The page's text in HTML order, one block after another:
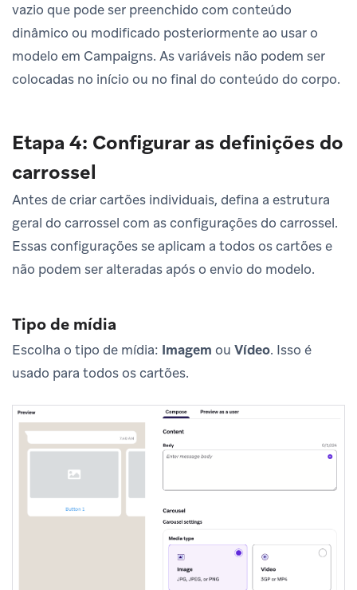
vazio que pode ser preenchido com conteúdo
dinâmico ou modificado posteriormente ao usar o
modelo em Campaigns. As variáveis não podem ser
colocadas no início ou no final do conteúdo do corpo.
Etapa 4: Configurar as definições do
carrossel
Antes de criar cartões individuais, defina a estrutura
geral do carrossel com as configurações do carrossel.
Essas configurações se aplicam a todos os cartões e
não podem ser alteradas após o envio do modelo.
Tipo de mídia
Escolha o tipo de mídia: Imagem ou Vídeo. Isso é
usado para todos os cartões.